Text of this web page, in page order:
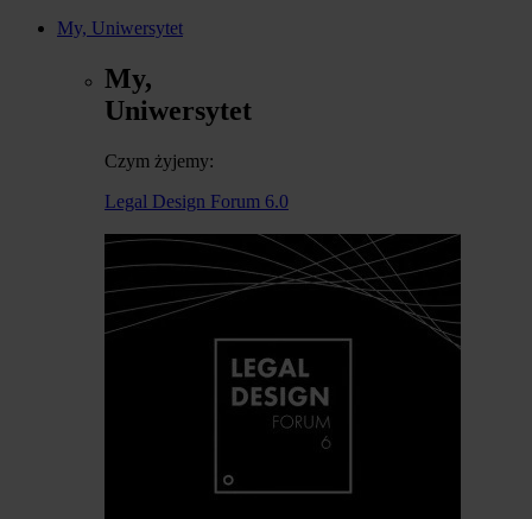
My, Uniwersytet
My,
Uniwersytet
Czym żyjemy:
Legal Design Forum 6.0